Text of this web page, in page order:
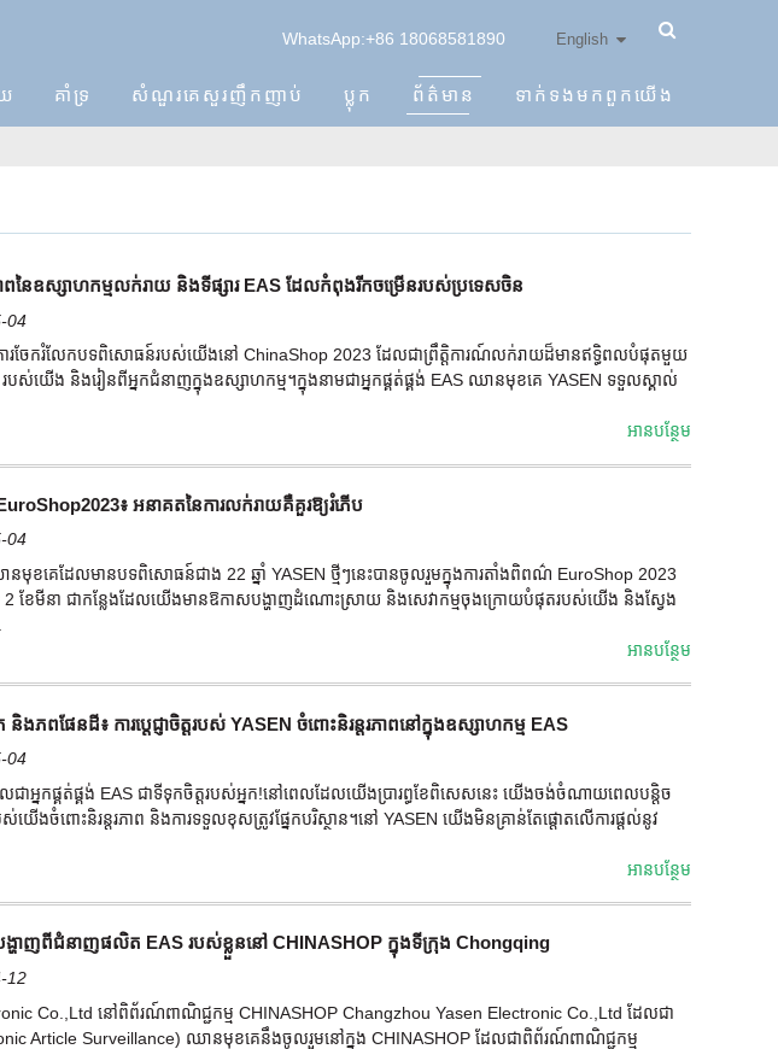
WhatsApp:+86 18068581890 English
គាំទ្រ សំណួរគេសួរញឹកញាប់ ប្លុក ព័ត៌មាន ទាក់ទង​មក​ពួក​យើង
ពនៃឧស្សាហកម្មលក់រាយ និងទីផ្សារ EAS ដែលកំពុងរីកចម្រើនរបស់ប្រទេសចិន
04
ការចែករំលែកបទពិសោធន៍របស់យើងនៅ ChinaShop 2023 ដែលជាព្រឹត្តិការណ៍លក់រាយដ៏មានឥទ្ធិពលបំផុតមួយ
យើង និងរៀនពីអ្នកជំនាញក្នុងឧស្សាហកម្ម។ក្នុងនាមជាអ្នកផ្គត់ផ្គង់ EAS ឈានមុខគេ YASEN ទទួលស្គាល់
អាន​បន្ថែម
៖ អនាគតនៃការលក់រាយគឺគួរឱ្យរំភើប
04
ឈានមុខគេដែលមានបទពិសោធន៍ជាង 22 ឆ្នាំ YASEN ថ្មីៗនេះបានចូលរួមក្នុងការតាំងពិពណ៌ EuroShop 2023
2 ខែមីនា ជាកន្លែងដែលយើងមានឱកាសបង្ហាញដំណោះស្រាយ និងសេវាកម្មចុងក្រោយបំផុតរបស់យើង និងស្វែង
អាន​បន្ថែម
ងភពផែនដី៖ ការប្តេជ្ញាចិត្តរបស់ YASEN ចំពោះនិរន្តរភាពនៅក្នុងឧស្សាហកម្ម EAS
04
ជាអ្នកផ្គត់ផ្គង់ EAS ជាទីទុកចិត្តរបស់អ្នក!នៅពេលដែលយើងប្រារព្ធខែពិសេសនេះ យើងចង់ចំណាយពេលបន្តិច
បស់យើងចំពោះនិរន្តរភាព និងការទទួលខុសត្រូវផ្នែកបរិស្ថាន។នៅ YASEN យើងមិនគ្រាន់តែផ្តោតលើការផ្តល់នូវ
អាន​បន្ថែម
ង្ហាញពីជំនាញផលិត EAS របស់ខ្លួននៅ CHINASHOP ក្នុងទីក្រុង Chongqing
12
Co.,Ltd នៅពិព័រណ៍ពាណិជ្ជកម្ម CHINASHOP Changzhou Yasen Electronic Co.,Ltd ដែលជា
Article Surveillance) ឈានមុខគេនឹងចូលរួមនៅក្នុង CHINASHOP ដែលជាពិព័រណ៍ពាណិជ្ជកម្ម